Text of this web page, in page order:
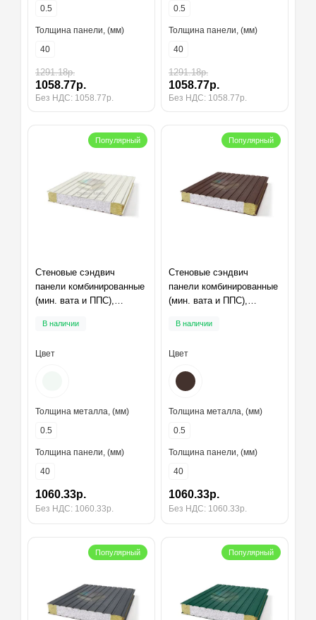
0.5
Толщина панели, (мм)
40
1291.18р.
1058.77р.
Без НДС: 1058.77р.
0.5
Толщина панели, (мм)
40
1291.18р.
1058.77р.
Без НДС: 1058.77р.
Популярный
Стеновые сэндвич
панели комбинированные
(мин. вата и ППС),
толщина 40 мм, RAL9003
В наличии
Цвет
Толщина металла, (мм)
0.5
Толщина панели, (мм)
40
1060.33р.
Без НДС: 1060.33р.
Популярный
Стеновые сэндвич
панели комбинированные
(мин. вата и ППС),
толщина 40 мм, RAL8017
В наличии
Цвет
Толщина металла, (мм)
0.5
Толщина панели, (мм)
40
1060.33р.
Без НДС: 1060.33р.
Популярный Популярный